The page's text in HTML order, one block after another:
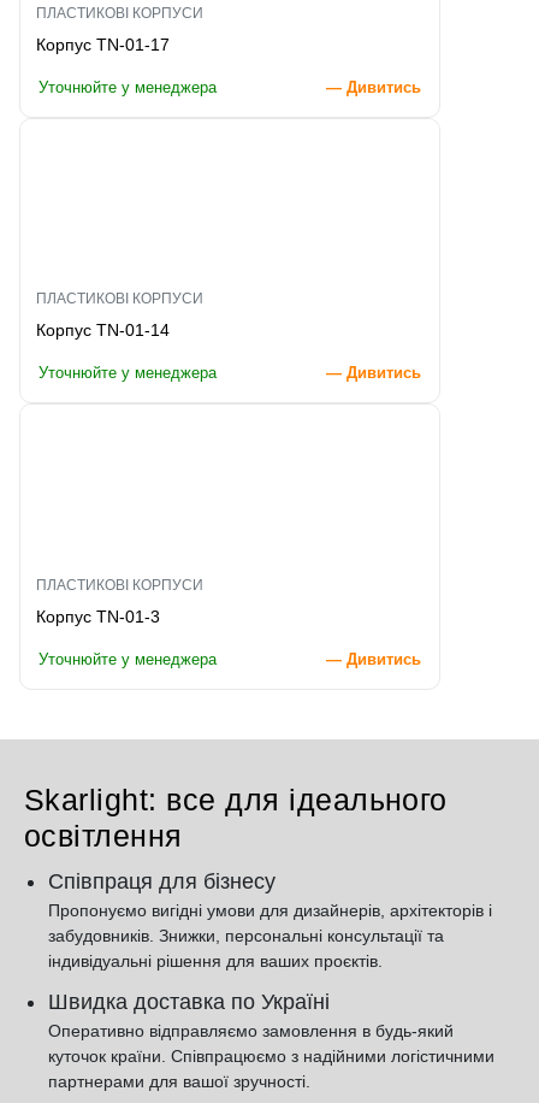
ПЛАСТИКОВІ КОРПУСИ
Корпус TN-01-17
Уточнюйте у менеджера — Дивитись
ПЛАСТИКОВІ КОРПУСИ
Корпус TN-01-14
Уточнюйте у менеджера — Дивитись
ПЛАСТИКОВІ КОРПУСИ
Корпус TN-01-3
Уточнюйте у менеджера — Дивитись
Skarlight: все для ідеального
освітлення
Співпраця для бізнесу
Пропонуємо вигідні умови для дизайнерів, архітекторів і
забудовників. Знижки, персональні консультації та
індивідуальні рішення для ваших проєктів.
Швидка доставка по Україні
Оперативно відправляємо замовлення в будь-який
куточок країни. Співпрацюємо з надійними логістичними
партнерами для вашої зручності.